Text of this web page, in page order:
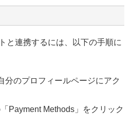
と連携するには、以下の手順に
分のプロフィールページにアク
Payment Methods」をクリック